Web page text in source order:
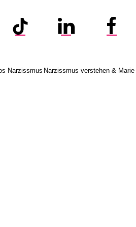
Narzissmus Narzissmus verstehen & Marie